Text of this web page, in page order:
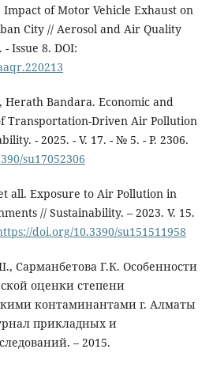
Impact of Motor Vehicle Exhaust on
City // Aerosol and Air Quality
- Issue 8. DOI:
Herath Bandara. Economic and
Transportation-Driven Air Pollution
- 2025. - V. 17. - № 5. - Р. 2306.
su17052306
all. Exposure to Air Pollution in
// Sustainability. – 2023. V. 15.
doi.org/10.3390/su151511958
Сарманбетова Г.К. Особенности
оценки степени
контаминантами г. Алматы
прикладных и
– 2015.